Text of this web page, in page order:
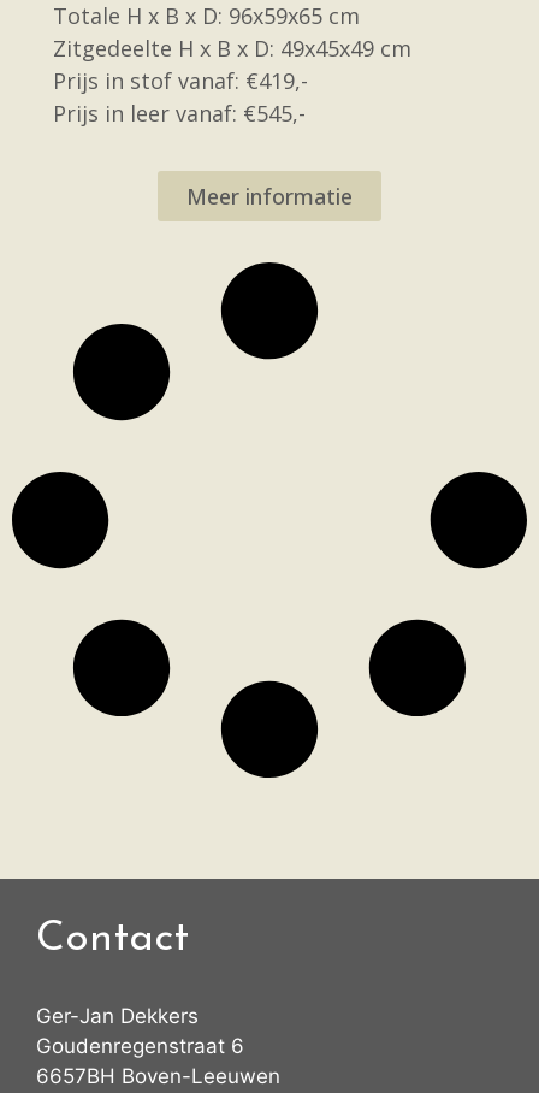
Totale H x B x D: 96x59x65 cm
Zitgedeelte H x B x D: 49x45x49 cm
Prijs in stof vanaf: €419,-
Prijs in leer vanaf: €545,-
Meer informatie
Contact
Ger-Jan Dekkers
Goudenregenstraat 6
6657BH Boven-Leeuwen